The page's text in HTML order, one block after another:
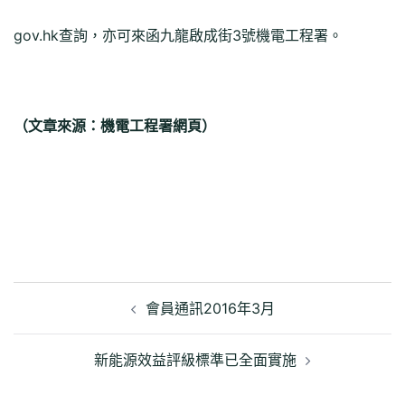
gov.hk查詢，亦可來函九龍啟成街3號機電工程署。
（文章來源：機電工程署網頁）
文
導
會員通訊2016年3月
新能源效益評級標準已全面實施